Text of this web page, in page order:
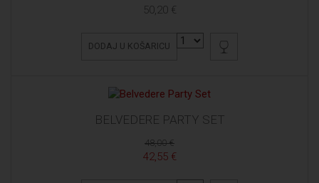
50,20 €
DODAJ U KOŠARICU
BELVEDERE PARTY SET
48,00 €
42,55 €